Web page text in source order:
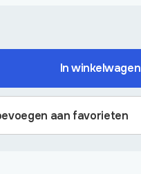
In winkelwagen
aan favorieten